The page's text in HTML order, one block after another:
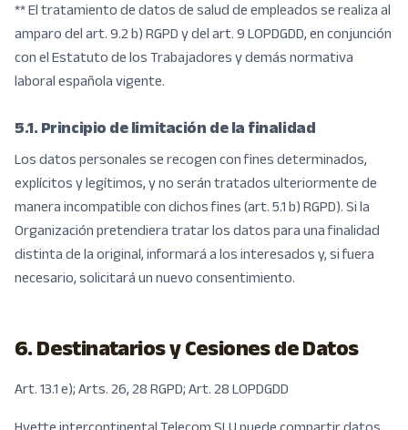
** El tratamiento de datos de salud de empleados se realiza al
amparo del art. 9.2 b) RGPD y del art. 9 LOPDGDD, en conjunción
con el Estatuto de los Trabajadores y demás normativa
laboral española vigente.
5.1. Principio de limitación de la finalidad
Los datos personales se recogen con fines determinados,
explícitos y legítimos, y no serán tratados ulteriormente de
manera incompatible con dichos fines (art. 5.1 b) RGPD). Si la
Organización pretendiera tratar los datos para una finalidad
distinta de la original, informará a los interesados y, si fuera
necesario, solicitará un nuevo consentimiento.
6. Destinatarios y Cesiones de Datos
Art. 13.1 e); Arts. 26, 28 RGPD; Art. 28 LOPDGDD
Hyette intercontinental Telecom SLU puede compartir datos